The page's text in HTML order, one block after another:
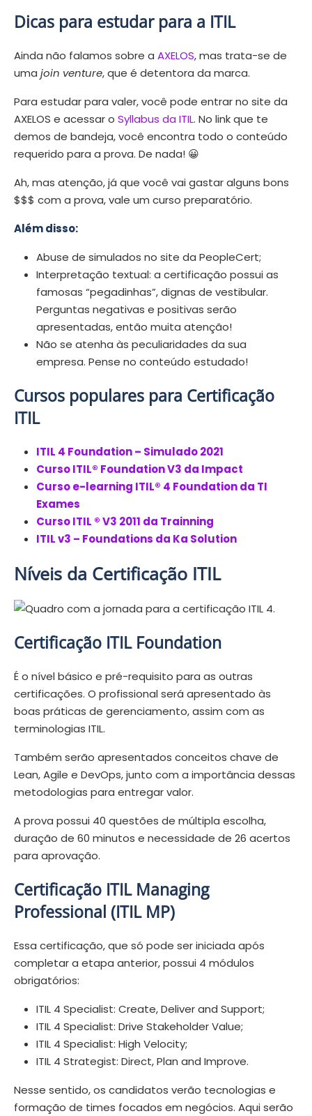
Dicas para estudar para a ITIL
Ainda não falamos sobre a AXELOS, mas trata-se de
uma join venture, que é detentora da marca.
Para estudar para valer, você pode entrar no site da
AXELOS e acessar o Syllabus da ITIL. No link que te
demos de bandeja, você encontra todo o conteúdo
requerido para a prova. De nada! 😀
Ah, mas atenção, já que você vai gastar alguns bons
$$$ com a prova, vale um curso preparatório.
Além disso:
Abuse de simulados no site da PeopleCert;
Interpretação textual: a certificação possui as
famosas “pegadinhas”, dignas de vestibular.
Perguntas negativas e positivas serão
apresentadas, então muita atenção!
Não se atenha às peculiaridades da sua
empresa. Pense no conteúdo estudado!
Cursos populares para Certificação
ITIL
ITIL 4 Foundation – Simulado 2021
Curso ITIL® Foundation V3 da Impact
Curso e-learning ITIL® 4 Foundation da TI
Exames
Curso ITIL ® V3 2011 da Trainning
ITIL v3 – Foundations da Ka Solution
Níveis da Certificação ITIL
Certificação ITIL Foundation
É o nível básico e pré-requisito para as outras
certificações. O profissional será apresentado às
boas práticas de gerenciamento, assim com as
terminologias ITIL.
Também serão apresentados conceitos chave de
Lean, Agile e DevOps, junto com a importância dessas
metodologias para entregar valor.
A prova possui 40 questões de múltipla escolha,
duração de 60 minutos e necessidade de 26 acertos
para aprovação.
Certificação ITIL Managing
Professional (ITIL MP)
Essa certificação, que só pode ser iniciada após
completar a etapa anterior, possui 4 módulos
obrigatórios:
ITIL 4 Specialist: Create, Deliver and Support;
ITIL 4 Specialist: Drive Stakeholder Value;
ITIL 4 Specialist: High Velocity;
ITIL 4 Strategist: Direct, Plan and Improve.
Nesse sentido, os candidatos verão tecnologias e
formação de times focados em negócios. Aqui serão